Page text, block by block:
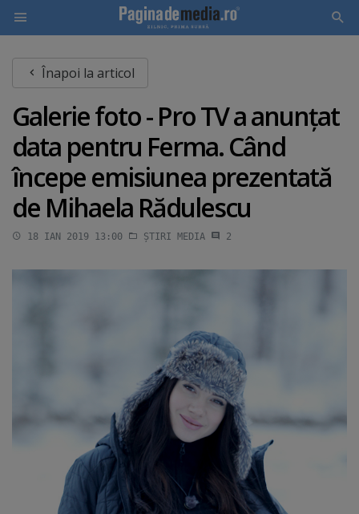
main
content
Înapoi la articol
Galerie foto - Pro TV a anunţat
data pentru Ferma. Când
începe emisiunea prezentată
de Mihaela Rădulescu
18 IAN 2019 13:00 ȘTIRI MEDIA 2